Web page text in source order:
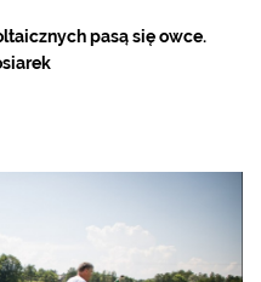
pasą się owce.